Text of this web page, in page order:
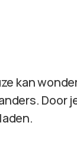
kan
Door